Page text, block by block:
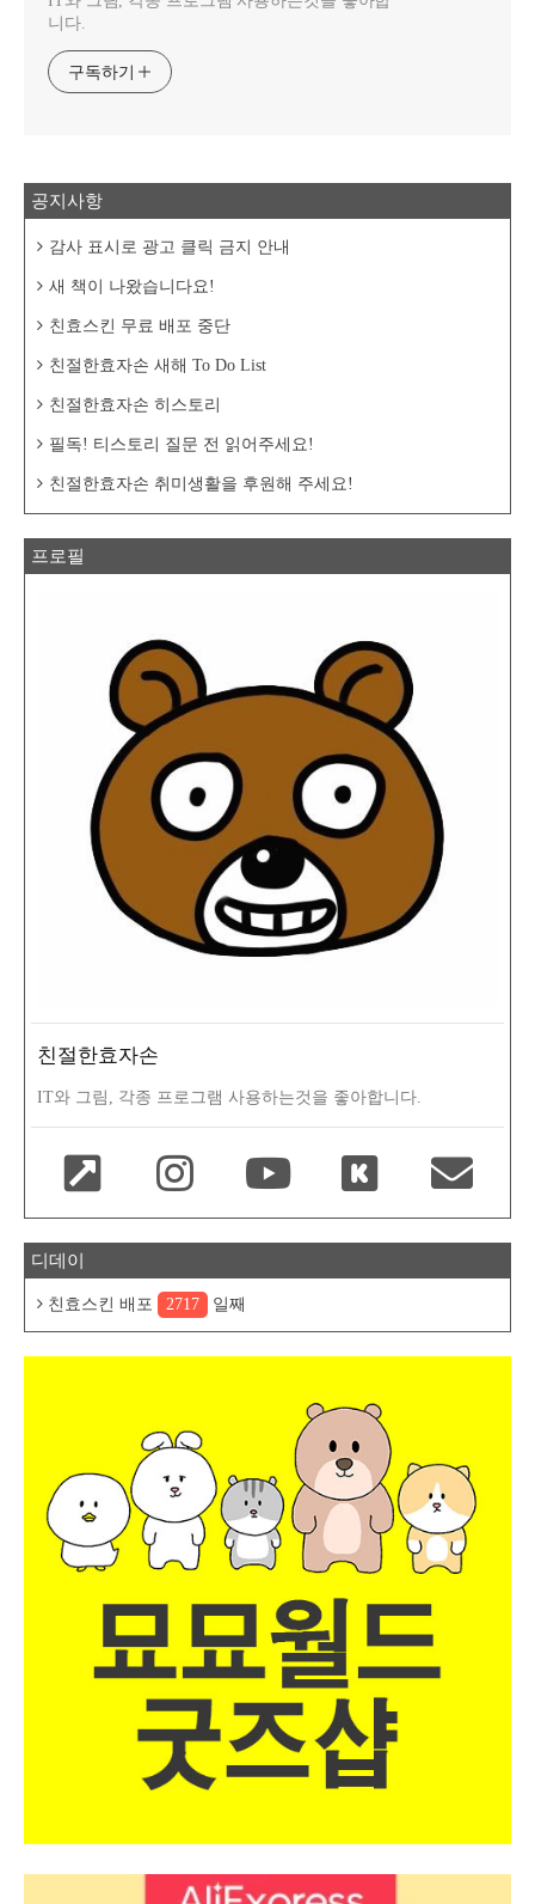
니다.
구독하기
공지사항
감사 표시로 광고 클릭 금지 안내
새 책이 나왔습니다요!
친효스킨 무료 배포 중단
친절한효자손 새해 To Do List
친절한효자손 히스토리
필독! 티스토리 질문 전 읽어주세요!
친절한효자손 취미생활을 후원해 주세요!
프로필
친절한효자손
IT와 그림, 각종 프로그램 사용하는것을 좋아합니다.
디데이
친효스킨 배포 2717 일째